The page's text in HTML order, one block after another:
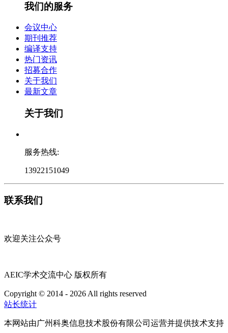
我们的服务
会议中心
期刊推荐
编译支持
热门资讯
招募合作
关于我们
最新文章
关于我们
服务热线:
13922151049
联系我们
欢迎关注公众号
AEIC学术交流中心 版权所有
Copyright © 2014 - 2026 All rights reserved
站长统计
本网站由广州科奥信息技术股份有限公司运营并提供技术支持